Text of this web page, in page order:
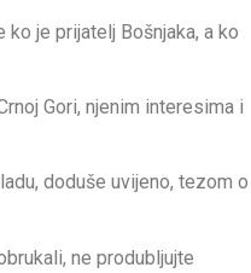
je prijatelj Bošnjaka, a ko
Gori, njenim interesima i
doduše uvijeno, tezom o
ne produbljujte